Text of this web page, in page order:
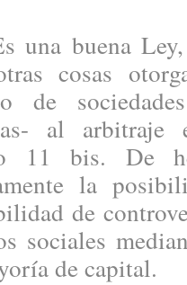
buena Ley,
cosas
de
al arbitraje
11 bis. De
la
de
sociales
de capital.